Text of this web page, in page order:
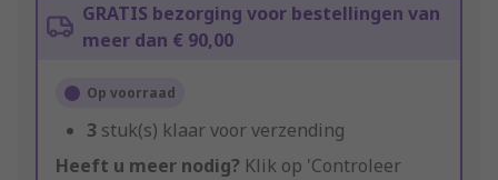
GRATIS bezorging voor bestellingen van
meer dan € 90,00
Op voorraad
3 stuk(s) klaar voor verzending
Heeft u meer nodig? Klik op 'Controleer